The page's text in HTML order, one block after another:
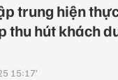
trung hiện
thu hút khách
15:17’